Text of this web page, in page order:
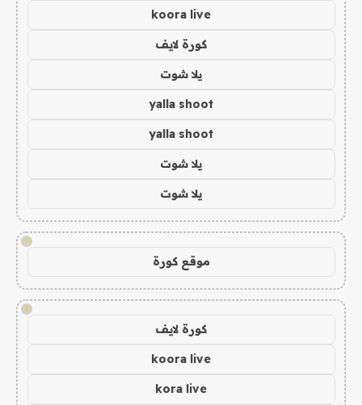
koora live
كورة لايف
يلا شوت
yalla shoot
yalla shoot
يلا شوت
يلا شوت
!
موقع كورة
!
كورة لايف
koora live
kora live